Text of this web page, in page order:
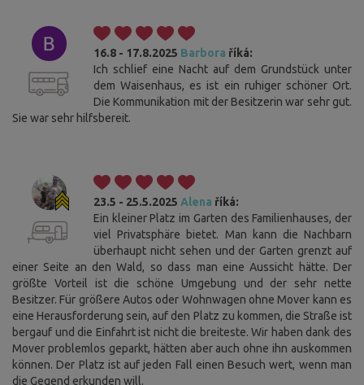
16.8 - 17.8.2025 Barbora říká:
Ich schlief eine Nacht auf dem Grundstück unter
dem Waisenhaus, es ist ein ruhiger schöner Ort.
Die Kommunikation mit der Besitzerin war sehr gut.
Sie war sehr hilfsbereit.
23.5 - 25.5.2025 Alena říká:
Ein kleiner Platz im Garten des Familienhauses, der
viel Privatsphäre bietet. Man kann die Nachbarn
überhaupt nicht sehen und der Garten grenzt auf
einer Seite an den Wald, so dass man eine Aussicht hätte. Der
größte Vorteil ist die schöne Umgebung und der sehr nette
Besitzer. Für größere Autos oder Wohnwagen ohne Mover kann es
eine Herausforderung sein, auf den Platz zu kommen, die Straße ist
bergauf und die Einfahrt ist nicht die breiteste. Wir haben dank des
Mover problemlos geparkt, hätten aber auch ohne ihn auskommen
können. Der Platz ist auf jeden Fall einen Besuch wert, wenn man
die Gegend erkunden will.